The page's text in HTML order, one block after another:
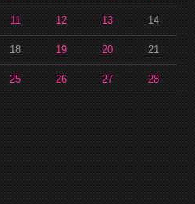
11 12 13 14
18 19 20 21
25 26 27 28